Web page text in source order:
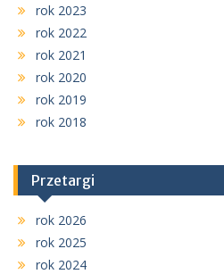
rok 2023
rok 2022
rok 2021
rok 2020
rok 2019
rok 2018
Przetargi
rok 2026
rok 2025
rok 2024